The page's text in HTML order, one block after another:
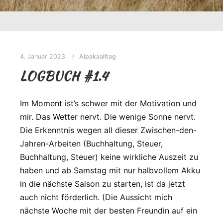
4. Januar 2023 Alpakaalltag
LOGBUCH #1.4
Im Moment ist’s schwer mit der Motivation und
mir. Das Wetter nervt. Die wenige Sonne nervt.
Die Erkenntnis wegen all dieser Zwischen-den-
Jahren-Arbeiten (Buchhaltung, Steuer,
Buchhaltung, Steuer) keine wirkliche Auszeit zu
haben und ab Samstag mit nur halbvollem Akku
in die nächste Saison zu starten, ist da jetzt
auch nicht förderlich. (Die Aussicht mich
nächste Woche mit der besten Freundin auf ein